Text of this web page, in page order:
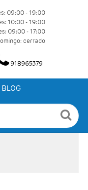
09:00 - 19:00
10:00 - 19:00
09:00 - 17:00
cerrado
918965379
BLOG